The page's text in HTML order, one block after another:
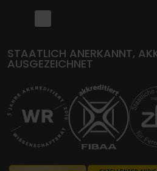
STAATLICH ANERKANNT,
AUSGEZEICHNET